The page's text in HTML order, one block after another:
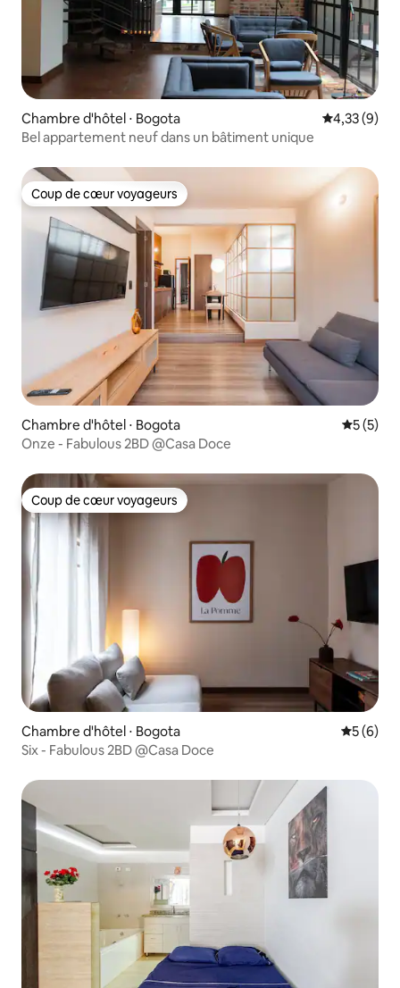
Chambre d'hôtel ⋅ Bogota Évaluation
4,33 (9)
Bel appartement neuf dans un bâtiment unique
Coup de cœur voyageurs
Coup de cœur voyageurs
Chambre d'hôtel ⋅ Bogota
5 (5)
Onze - Fabulous 2BD @Casa Doce
Coup de cœur voyageurs
Coup de cœur voyageurs
Chambre d'hôtel ⋅ Bogota
5 (6)
Six - Fabulous 2BD @Casa Doce